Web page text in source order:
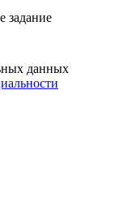
задание
данных